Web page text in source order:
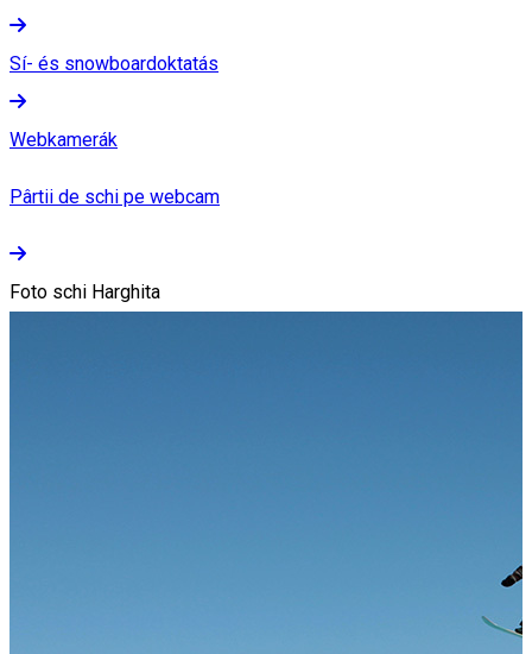
Sí- és snowboardoktatás
Webkamerák
Pârtii de schi pe webcam
Foto schi Harghita